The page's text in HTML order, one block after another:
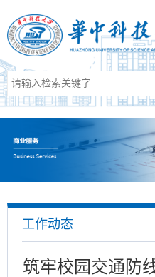
工作动态
筑牢校园交通防